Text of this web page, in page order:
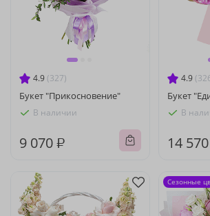
4.9 (327)
Букет "Прикосновение"
В наличии
9 070 ₽
4.9
Букет
В
14
Сезонные